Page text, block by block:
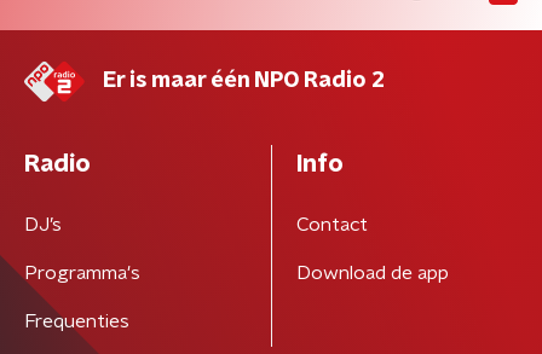
Er is maar één NPO Radio 2
Radio
DJ’s
Programma's
Frequenties
Info
Contact
Download de app